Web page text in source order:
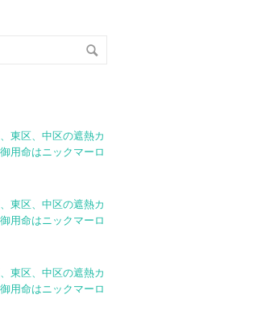
東区、中区の遮熱カ
用命はニックマーロ
東区、中区の遮熱カ
用命はニックマーロ
東区、中区の遮熱カ
用命はニックマーロ